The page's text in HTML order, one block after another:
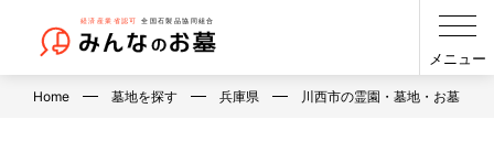
メニュー
Home 墓地を探す 兵庫県 川西市の霊園・墓地・お墓